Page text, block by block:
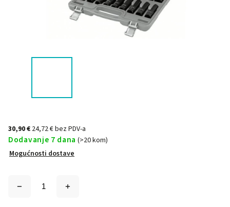
30,90 € 24,72 € bez PDV-a
Dodavanje 7 dana (>20 kom)
Mogućnosti dostave